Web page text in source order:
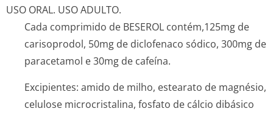
USO ORAL. USO ADULTO.
Cada comprimido de BESEROL contém,125mg de
carisoprodol, 50mg de diclofenaco sódico, 300mg de
paracetamol e 30mg de cafeína.
Excipientes: amido de milho, estearato de magnésio,
celulose microcristalina, fosfato de cálcio dibásico